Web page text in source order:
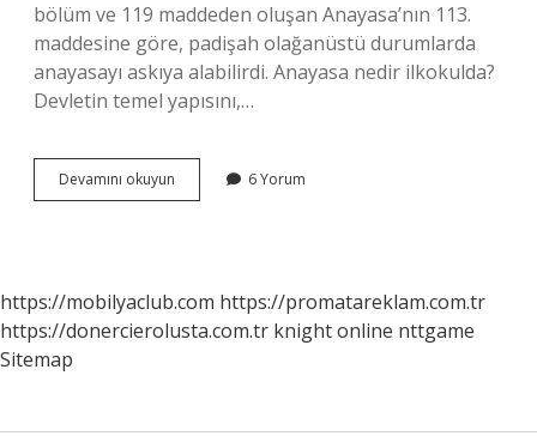
bölüm ve 119 maddeden oluşan Anayasa’nın 113.
maddesine göre, padişah olağanüstü durumlarda
anayasayı askıya alabilirdi. Anayasa nedir ilkokulda?
Devletin temel yapısını,…
Devamını okuyun Anayasa
Diğer
6 Yorum
https://mobilyaclub.com https://promatareklam.com.tr
https://donercierolusta.com.tr knight online nttgame
Sitemap